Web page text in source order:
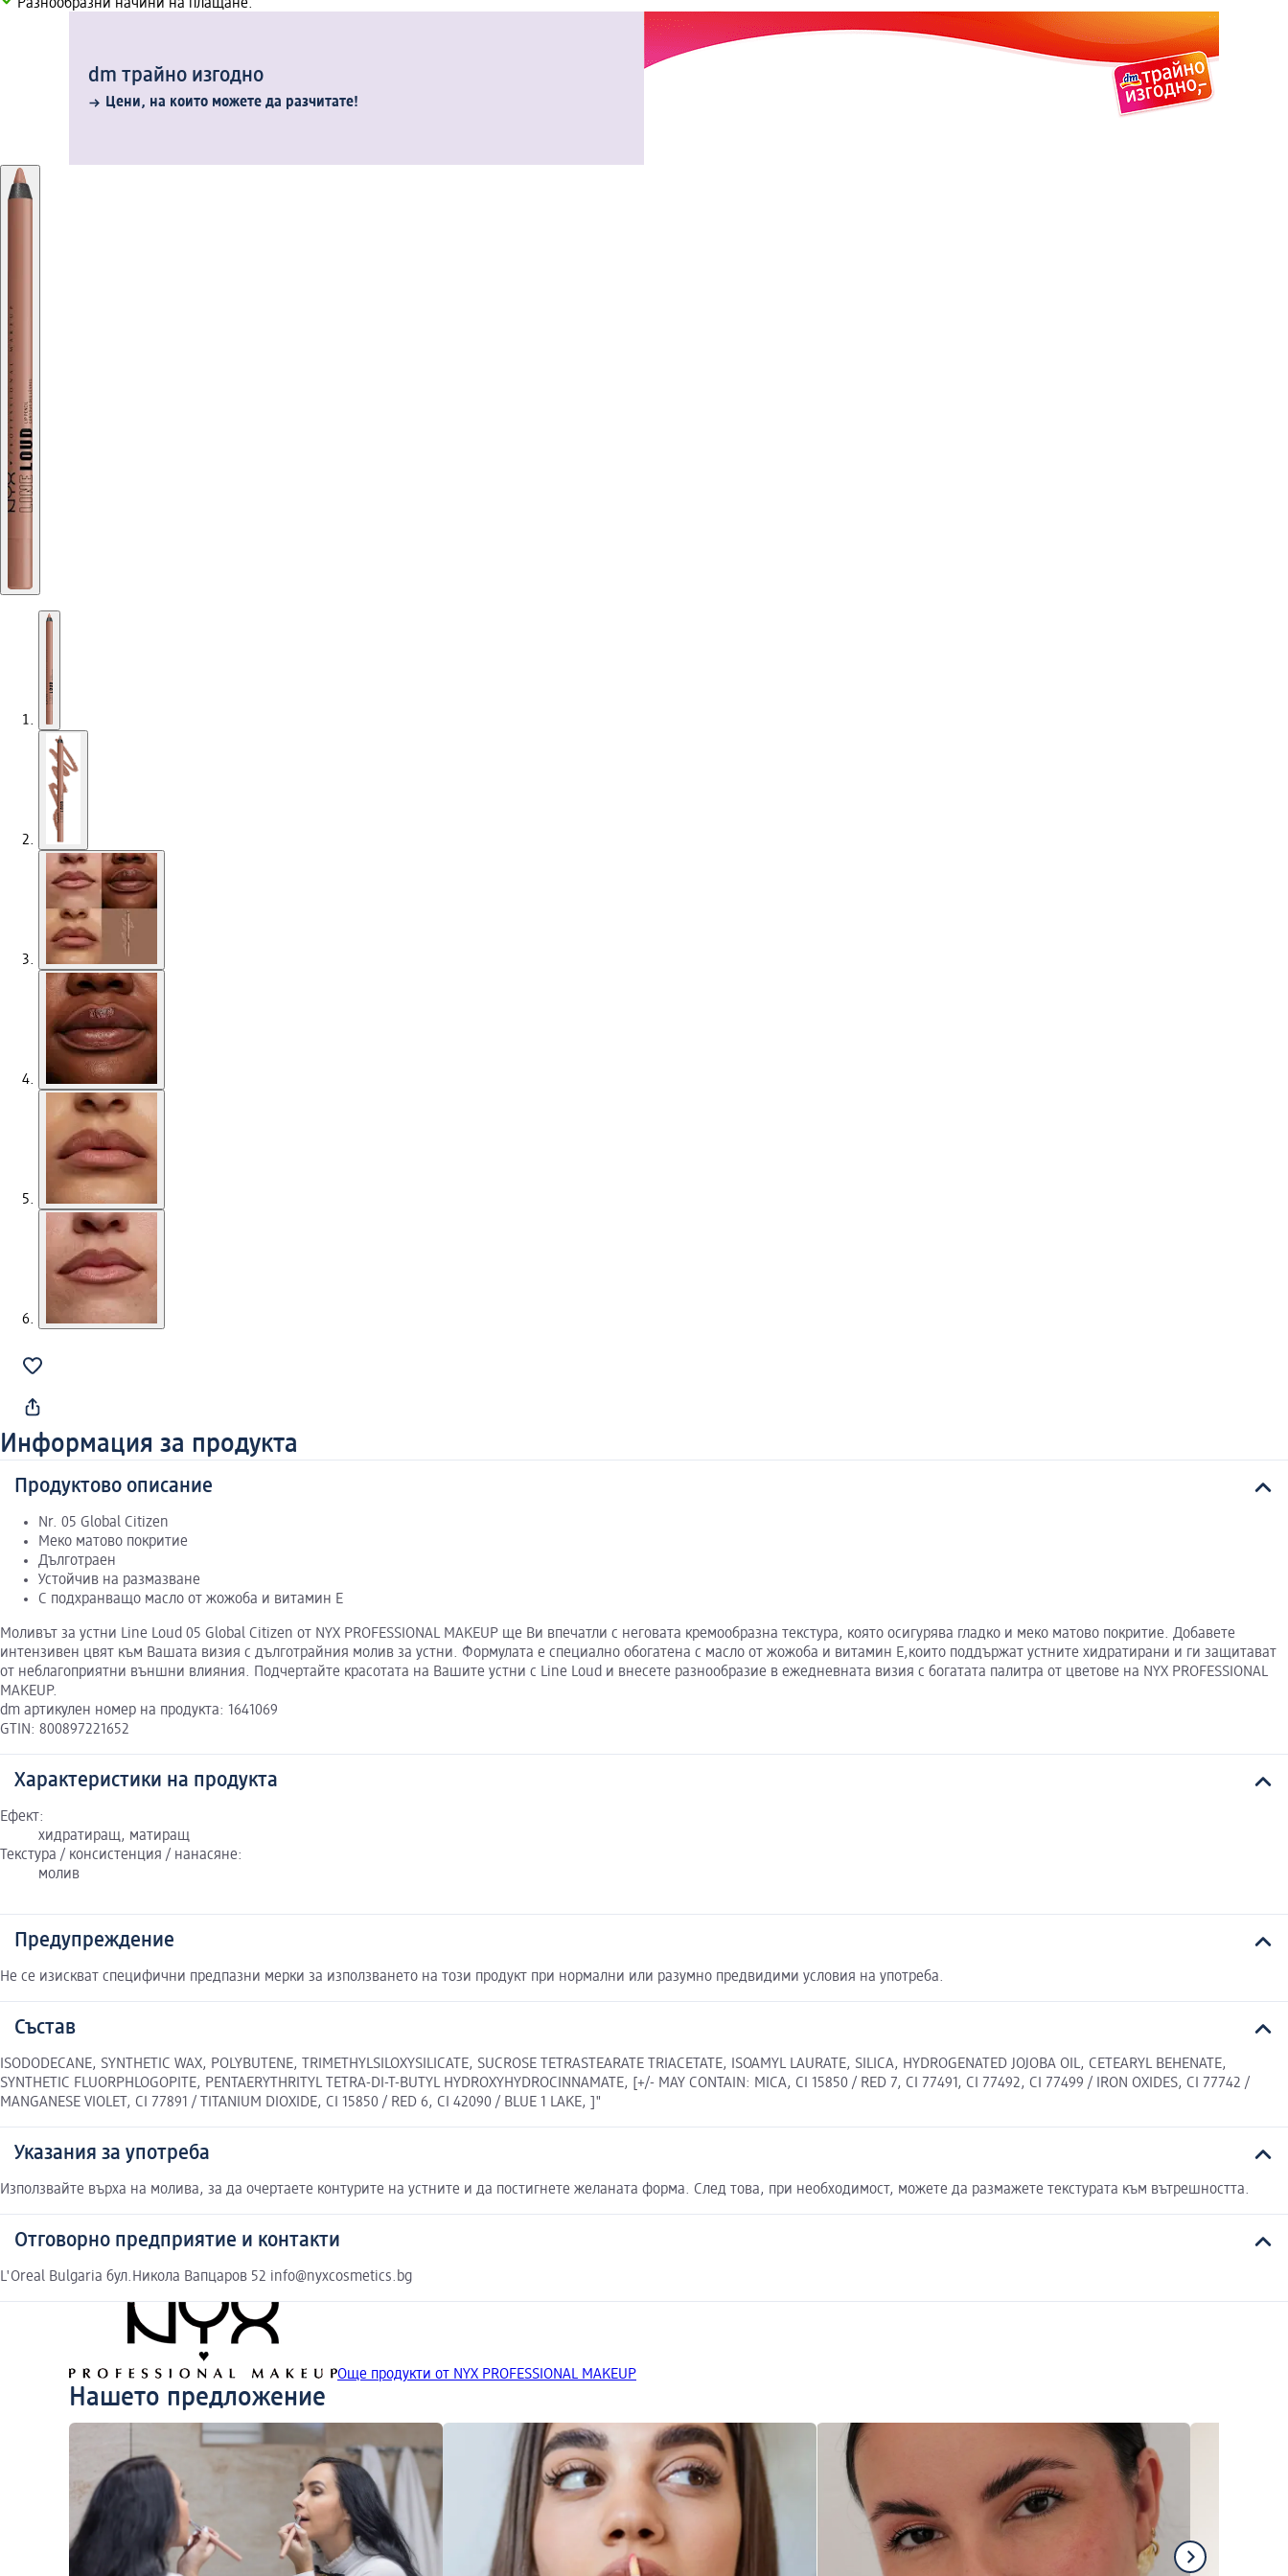
Разнообразни начини на плащане.
dm трайно изгодно
Цени, на които можете да разчитате!
Информация за продукта
Продуктово описание
Nr. 05 Global Citizen
Меко матово покритие
Дълготраен
Устойчив на размазване
С подхранващо масло от жожоба и витамин Е
Моливът за устни Line Loud 05 Global Citizen от NYX PROFESSIONAL MAKEUP ще Ви впечатли с неговата кремообразна текстура, която осигурява гладко и меко матово покритие. Добавете
интензивен цвят към Вашата визия с дълготрайния молив за устни. Формулата е специално обогатена с масло от жожоба и витамин Е,които поддържат устните хидратирани и ги защитават
от неблагоприятни външни влияния. Подчертайте красотата на Вашите устни с Line Loud и внесете разнообразие в ежедневната визия с богатата палитра от цветове на NYX PROFESSIONAL
MAKEUP.
dm артикулен номер на продукта: 1641069
GTIN: 800897221652
Характеристики на продукта
Ефект:
хидратиращ, матиращ
Текстура / консистенция / нанасяне:
молив
Предупреждение
Не се изискват специфични предпазни мерки за използването на този продукт при нормални или разумно предвидими условия на употреба.
Състав
ISODODECANE, SYNTHETIC WAX, POLYBUTENE, TRIMETHYLSILOXYSILICATE, SUCROSE TETRASTEARATE TRIACETATE, ISOAMYL LAURATE, SILICA, HYDROGENATED JOJOBA OIL, CETEARYL BEHENATE,
SYNTHETIC FLUORPHLOGOPITE, PENTAERYTHRITYL TETRA-DI-T-BUTYL HYDROXYHYDROCINNAMATE, [+/- MAY CONTAIN: MICA, CI 15850 / RED 7, CI 77491, CI 77492, CI 77499 / IRON OXIDES, CI 77742 /
MANGANESE VIOLET, CI 77891 / TITANIUM DIOXIDE, CI 15850 / RED 6, CI 42090 / BLUE 1 LAKE, ]"
Указания за употреба
Използвайте върха на молива, за да очертаете контурите на устните и да постигнете желаната форма. След това, при необходимост, можете да размажете текстурата към вътрешността.
Отговорно предприятие и контакти
L'Oreal Bulgaria бул.Никола Вапцаров 52 info@nyxcosmetics.bg
Още продукти от NYX PROFESSIONAL MAKEUP
Нашето предложение